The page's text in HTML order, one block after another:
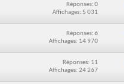
Réponses: 0
Affichages: 5 031
Réponses: 6
Affichages: 14 970
Réponses: 11
Affichages: 24 267